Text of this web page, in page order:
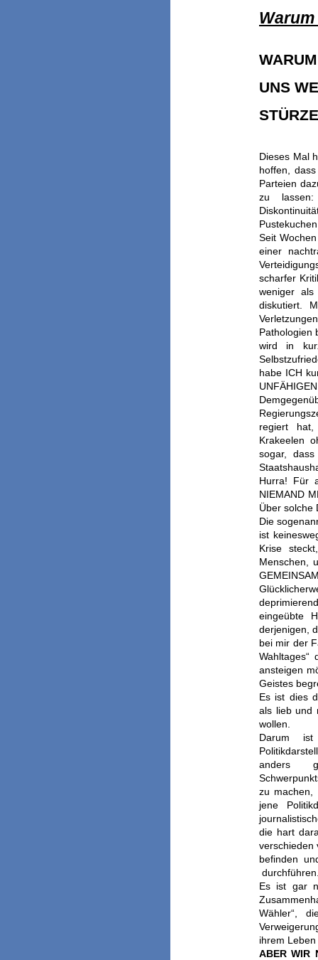
Warum
UNS
Dieses Mal
hoffen,
Parteien
zu lassen:
Seit
einer
scharfer
weniger
diskutiert.
Pathologien
wird in
habe ICH
regiert hat,
Krakeelen
sogar,
Hurra! Für
NIEMAND
Über solche
Die
ist
Krise
Menschen,
eingeübte
derjenigen,
bei mir der
Wahltages“
ansteigen
Geistes
Es ist dies
als lieb und
wollen.
Darum ist
anders
zu machen,
jene
die hart
verschieden
befinden
Es ist gar
Wähler“,
ihrem
ABER WIR